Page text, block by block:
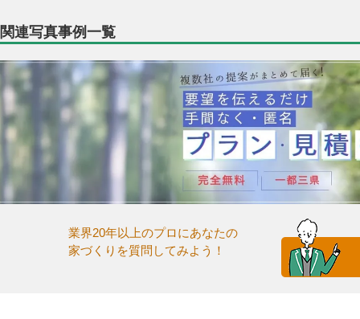
関連写真事例一覧
業界20年以上のプロにあなたの
家づくりを質問してみよう！